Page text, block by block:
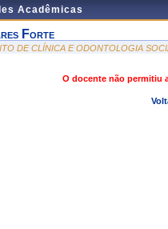
Acadêmicas
Forte
DE CLÍNICA E ODONTOLOGIA
O docente não permitiu